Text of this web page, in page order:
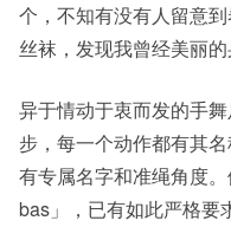
个，不知有没有人留意
丝袜，发现我曾经美丽的
异于情动于衷而发的手
步，每一个动作都有其
有专属名字和准绳角度
bas」，已有如此严格